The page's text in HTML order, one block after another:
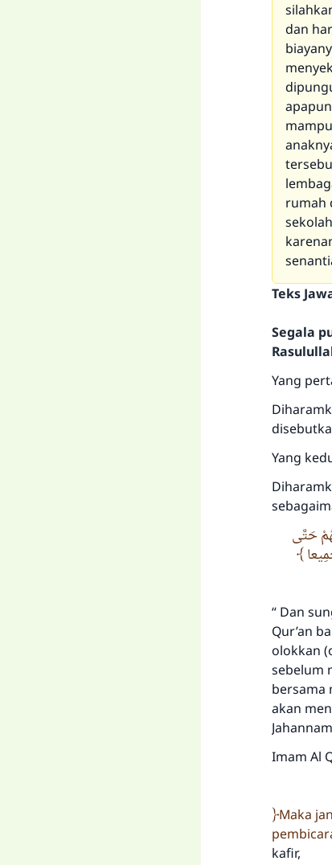
dan
rumah
Teks
Segala
Yang
Yang
حَتَّى
“ Dan
Qur’an
olokkan
sebelum
bersama
akan
Imam Al
Maka
kafir,